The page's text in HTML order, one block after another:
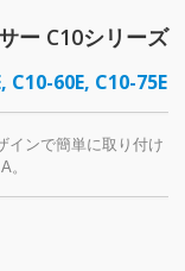
ー C10シリーズ
C10-60E, C10-75E
インで簡単に取り付け
。